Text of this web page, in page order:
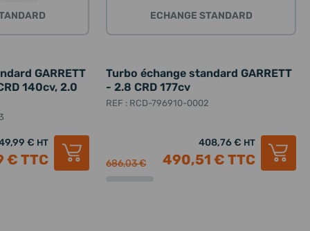
GARRETT
140cv, 2.0
€ HT
€ TTC
ECHANGE STANDARD
Turbo échange standard GARRETT
- 2.8 CRD 177cv
REF : RCD-796910-0002
686,03 €
408,76 € HT
490,51 € TTC